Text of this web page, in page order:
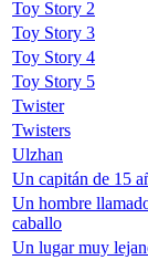
Toy Story 2
Toy Story 3
Toy Story 4
Toy Story 5
Twister
Twisters
Ulzhan
Un capitán de 15
Un hombre
caballo
Un lugar muy